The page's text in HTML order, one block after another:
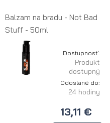
Balzam na bradu - Not Bad
Stuff - 50ml
Dostupnosť:
Produkt
dostupný
Odoslané do:
24 hodiny
13,11 €